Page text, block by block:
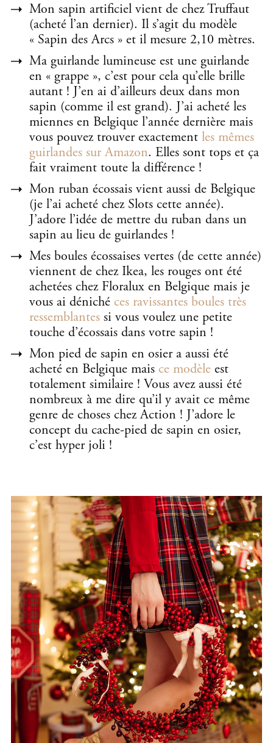
Mon sapin artificiel vient de chez Truffaut
(acheté l’an dernier). Il s’agit du modèle
« Sapin des Arcs » et il mesure 2,10 mètres.
Ma guirlande lumineuse est une guirlande
en « grappe », c’est pour cela qu’elle brille
autant ! J’en ai d’ailleurs deux dans mon
sapin (comme il est grand). J’ai acheté les
miennes en Belgique l’année dernière mais
vous pouvez trouver exactement les mêmes
guirlandes sur Amazon. Elles sont tops et ça
fait vraiment toute la différence !
Mon ruban écossais vient aussi de Belgique
(je l’ai acheté chez Slots cette année).
J’adore l’idée de mettre du ruban dans un
sapin au lieu de guirlandes !
Mes boules écossaises vertes (de cette année)
viennent de chez Ikea, les rouges ont été
achetées chez Floralux en Belgique mais je
vous ai déniché ces ravissantes boules très
ressemblantes si vous voulez une petite
touche d’écossais dans votre sapin !
Mon pied de sapin en osier a aussi été
acheté en Belgique mais ce modèle est
totalement similaire ! Vous avez aussi été
nombreux à me dire qu’il y avait ce même
genre de choses chez Action ! J’adore le
concept du cache-pied de sapin en osier,
c’est hyper joli !